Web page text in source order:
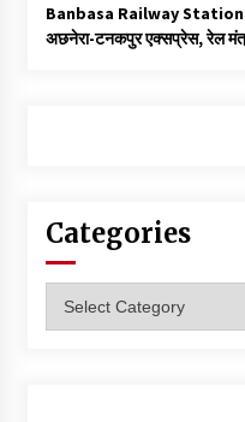
Banbasa Railway
अछनेरा-टनकपुर एक्सप्रेस, रेल
Categories